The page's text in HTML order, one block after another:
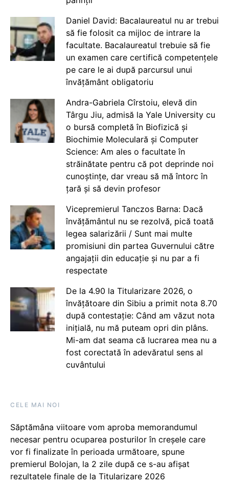
Daniel David: Bacalaureatul nu ar trebui
să fie folosit ca mijloc de intrare la
facultate. Bacalaureatul trebuie să fie
un examen care certifică competențele
pe care le ai după parcursul unui
învățământ obligatoriu
Andra-Gabriela Cîrstoiu, elevă din
Târgu Jiu, admisă la Yale University cu
o bursă completă în Biofizică și
Biochimie Moleculară și Computer
Science: Am ales o facultate în
străinătate pentru că pot deprinde noi
cunoștințe, dar vreau să mă întorc în
țară și să devin profesor
Vicepremierul Tanczos Barna: Dacă
învățământul nu se rezolvă, pică toată
legea salarizării / Sunt mai multe
promisiuni din partea Guvernului către
angajații din educație și nu par a fi
respectate
De la 4.90 la Titularizare 2026, o
învățătoare din Sibiu a primit nota 8.70
după contestație: Când am văzut nota
inițială, nu mă puteam opri din plâns.
Mi-am dat seama că lucrarea mea nu a
fost corectată în adevăratul sens al
cuvântului
CELE MAI NOI
Săptămâna viitoare vom aproba memorandumul
necesar pentru ocuparea posturilor în creșele care
vor fi finalizate în perioada următoare, spune
premierul Bolojan, la 2 zile după ce s-au afișat
rezultatele finale de la Titularizare 2026